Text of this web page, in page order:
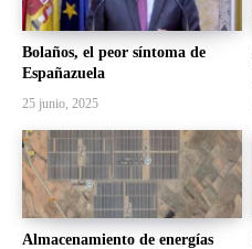
Bolaños, el peor síntoma de
Españazuela
25 junio, 2025
Almacenamiento de energías